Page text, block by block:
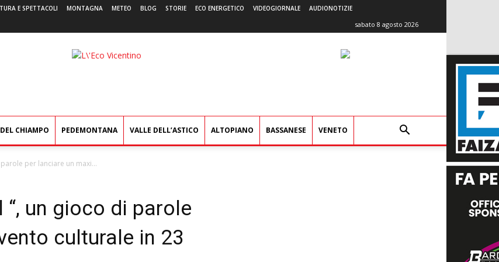
E SPETTACOLI MONTAGNA METEO BLOG STORIE ECO ENERGETICO VIDEOGIORNALE AUDIONOTIZIE
sabato 8 agosto 2026
L'Eco
CHIAMPO PEDEMONTANA VALLE DELL’ASTICO ALTOPIANO BASSANESE VENETO
per lanciare un maxi...
un gioco di parole
culturale in 23